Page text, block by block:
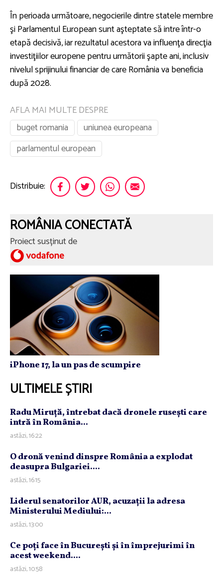
În perioada următoare, negocierile dintre statele membre
şi Parlamentul European sunt aşteptate să intre într-o
etapă decisivă, iar rezultatul acestora va influenţa direcţia
investiţiilor europene pentru următorii şapte ani, inclusiv
nivelul sprijinului financiar de care România va beneficia
după 2028.
AFLA MAI MULTE DESPRE
buget romania
uniunea europeana
parlamentul european
Distribuie:
ROMÂNIA CONECTATĂ
Proiect susținut de
iPhone 17, la un pas de scumpire
ULTIMELE ȘTIRI
Radu Miruţă, întrebat dacă dronele ruseşti care
intră în România...
astăzi, 16:22
O dronă venind dinspre România a explodat
deasupra Bulgariei....
astăzi, 16:15
Liderul senatorilor AUR, acuzaţii la adresa
Ministerului Mediului:...
astăzi, 13:00
Ce poţi face în Bucureşti şi în împrejurimi în
acest weekend....
astăzi, 10:58